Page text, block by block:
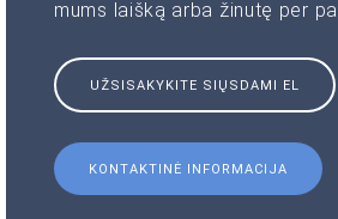
mums laišką arba žinutę per
UŽSISAKYKITE SIŲSDAMI EL
KONTAKTINĖ INFORMACIJA